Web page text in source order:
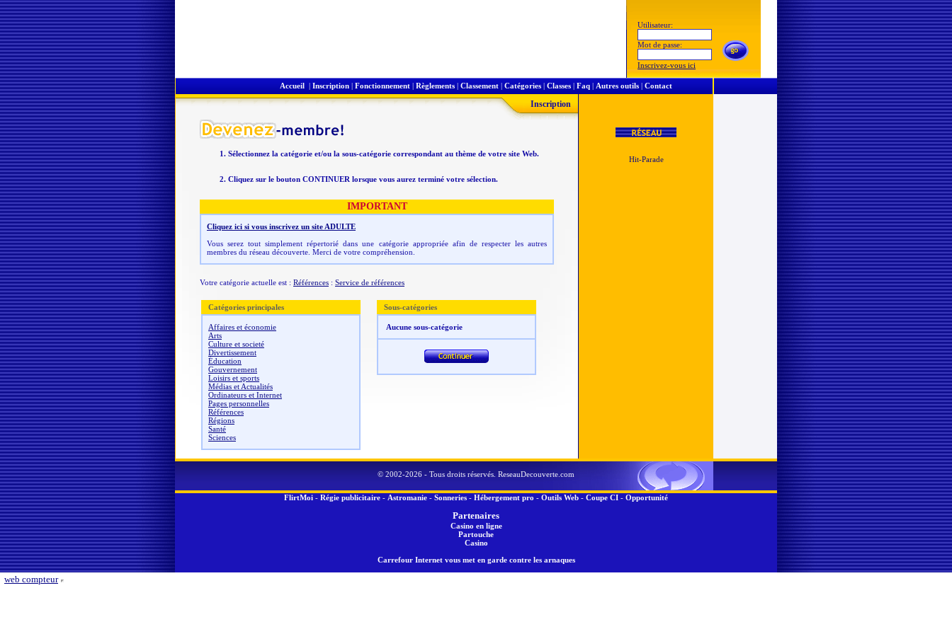
Utilisateur:
Mot de passe:
Inscrivez-vous ici
Accueil | Inscription | Fonctionnement | Règlements | Classement | Catégories | Classes | Faq | Autres outils | Contact
Inscription
Sélectionnez la catégorie et/ou la sous-catégorie correspondant au thème de votre site Web.
Cliquez sur le bouton CONTINUER lorsque vous aurez terminé votre sélection.
IMPORTANT
Cliquez ici si vous inscrivez un site ADULTE
Vous serez tout simplement répertorié dans une catégorie appropriée afin de respecter les autres
membres du réseau découverte. Merci de votre compréhension.
Votre catégorie actuelle est : Références : Service de références
Catégories principales
Affaires et économie
Arts
Culture et societé
Divertissement
Éducation
Gouvernement
Loisirs et sports
Médias et Actualités
Ordinateurs et Internet
Pages personnelles
Références
Régions
Santé
Sciences
Sous-catégories
Aucune sous-catégorie
© 2002-2026 - Tous droits réservés. ReseauDecouverte.com
FlirtMoi - Régie publicitaire - Astromanie - Sonneries - Hébergement pro - Outils Web - Coupe CI - Opportunité
Partenaires
Casino en ligne
Partouche
Casino
Carrefour Internet vous met en garde contre les arnaques
web compteur